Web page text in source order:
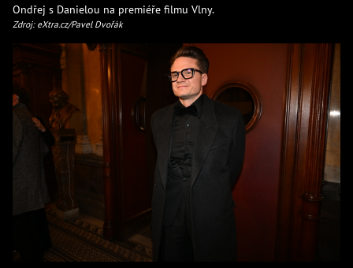
Ondřej s Danielou na premiéře filmu Vlny.
Zdroj: eXtra.cz/Pavel Dvořák